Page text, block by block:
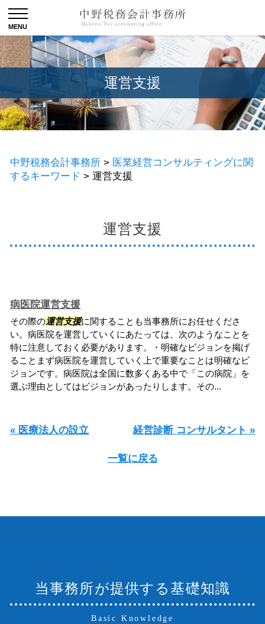
運営支援
中野税務会計事務所 > 医業経営コンサルティングに関
するキーワード > 運営支援
運営支援
病医院運営支援
その際の運営支援に関することも当事務所にお任せくださ
い。病医院を運営していくにあたっては、次のようなことを
特に注意しておく必要があります。・明確なビジョンを掲げ
ることまず病医院を運営していく上で重要なことは明確なビ
ジョンです。病医院は全国に数多くある中で「この病院」を
選ぶ理由としてはビジョンがあったりします。その...
« 医療法人の設立 経営診断 コンサルタント »
一覧に戻る
当事務所が提供する基礎知識
Basic Knowledge